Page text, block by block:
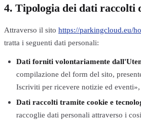
4. Tipologia dei dati raccolti
Attraverso il sito https://parkingcloud.eu/
tratta i seguenti dati personali:
Dati forniti volontariamente
compilazione del form del sito,
Iscriviti per ricevere notizie ed
Dati raccolti tramite cookie e
raccoglie dati personali attraverso i